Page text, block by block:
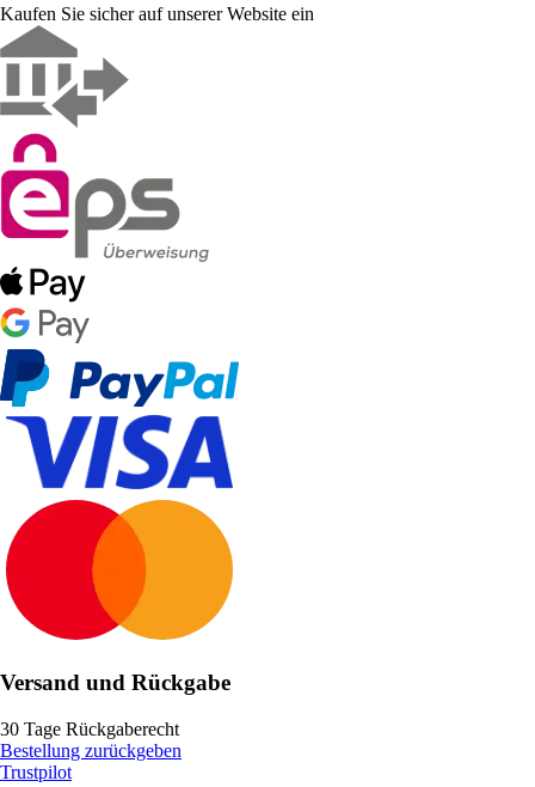
Kaufen Sie sicher auf unserer Website ein
Versand und Rückgabe
30 Tage Rückgaberecht
Bestellung zurückgeben
Trustpilot